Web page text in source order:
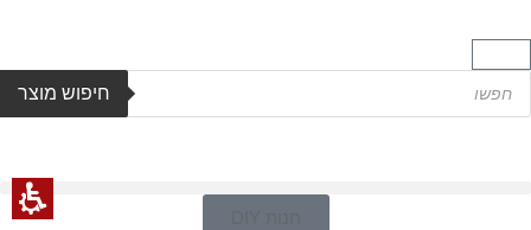
חיפוש מוצר
חנות DIY